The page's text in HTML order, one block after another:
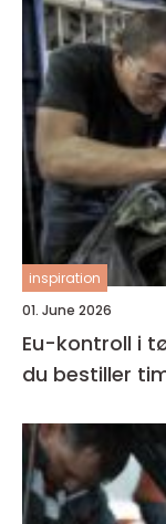
inspiration
01. June 2026
Eu-kontroll i tønsberg
du bestiller